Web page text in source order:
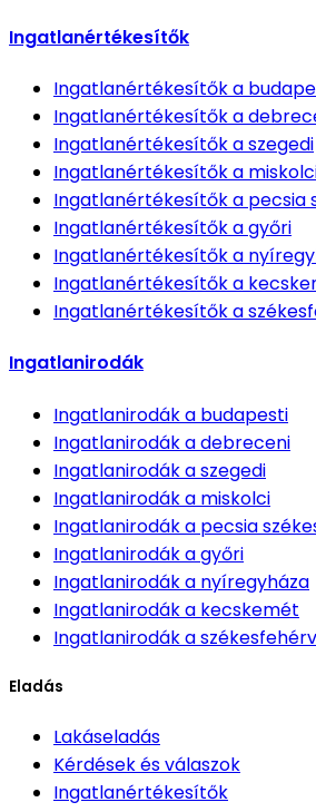
Ingatlanértékesítők
Ingatlanértékesítőka
Ingatlanértékesítőka
Ingatlanértékesítőka szegedi
Ingatlanértékesítőka
Ingatlanértékesítőka pecsia
Ingatlanértékesítőka győri
Ingatlanértékesítőka
Ingatlanértékesítőka
Ingatlanértékesítőka
Ingatlanirodák
Ingatlanirodáka budapesti
Ingatlanirodáka debreceni
Ingatlanirodáka szegedi
Ingatlanirodáka miskolci
Ingatlanirodáka pecsia
Ingatlanirodáka győri
Ingatlanirodáka nyíregyháza
Ingatlanirodáka kecskemét
Ingatlanirodáka
Eladás
Lakáseladás
Kérdések és válaszok
Ingatlanértékesítők